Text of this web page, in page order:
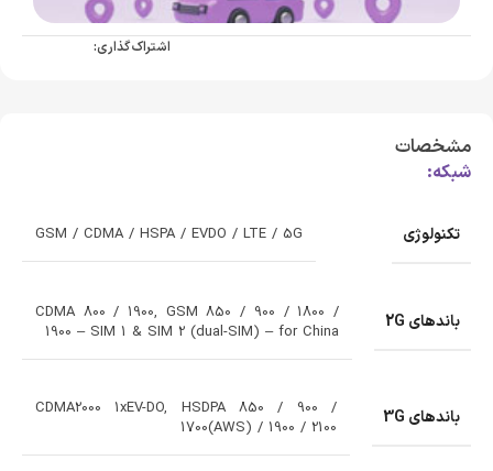
اشتراک گذاری:
مشخصات
شبکه:
تکنولوژی GSM / CDMA / HSPA / EVDO / LTE / 5G
باندهای 2G
CDMA 800 / 1900, GSM 850 / 900 / 1800 /
1900 – SIM 1 & SIM 2 (dual-SIM) – for China
باندهای 3G
CDMA2000 1xEV-DO, HSDPA 850 / 900 /
1700(AWS) / 1900 / 2100